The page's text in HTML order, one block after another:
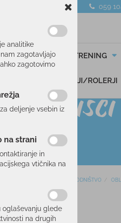
059
TEK/TRENING
BONI SKIROJI/ROLERJI
POHODNIŠTVO
50 %
analitike
zagotavljajo
zagotovimo
deljenje vsebin iz
na strani
in
vtičnika na
oglaševanju glede
na drugih